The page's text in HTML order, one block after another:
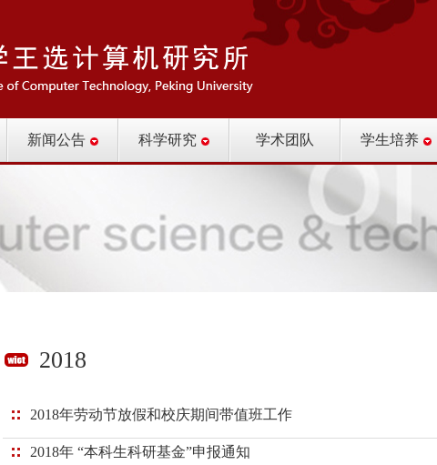
新闻公告 科学研究 学术团队 学生培养
2018
2018年劳动节放假和校庆期间带值班工作
2018年 “本科生科研基金”申报通知